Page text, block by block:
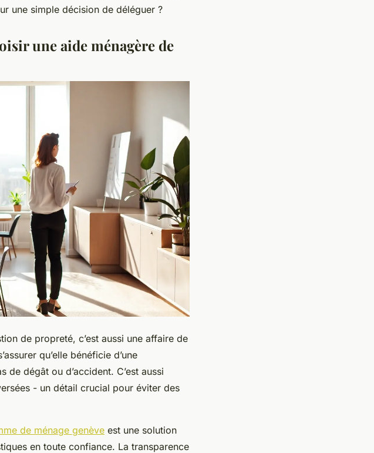
une simple décision de déléguer ?
une aide ménagère de
de propreté, c’est aussi une affaire de
qu’elle bénéficie d’une
de dégât ou d’accident. C’est aussi
- un détail crucial pour éviter des
de ménage genève est une solution
en toute confiance. La transparence